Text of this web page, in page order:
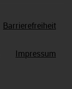
Barrierefreiheit
Impressum